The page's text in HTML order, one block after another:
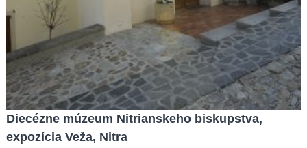
Diecézne múzeum Nitrianskeho biskupstva,
expozícia Veža, Nitra